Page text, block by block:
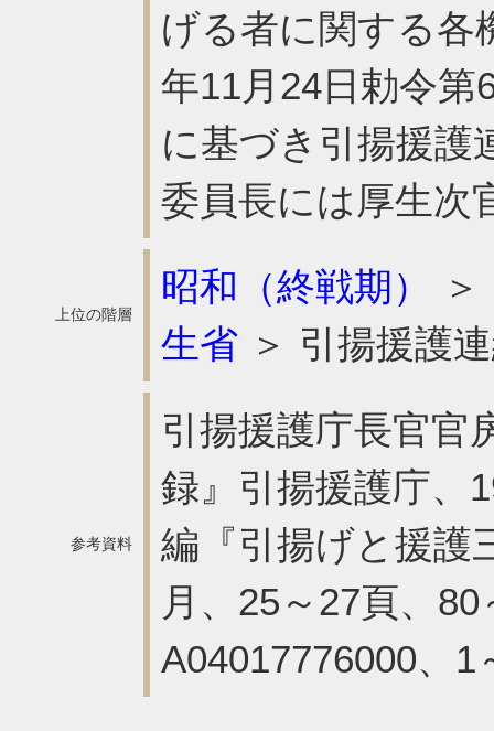
げる者に関する各
年11月24日勅令第
に基づき引揚援護
委員長には厚生次
上位の階層
昭和（終戦期） ＞
生省 ＞ 引揚援護
参考資料
引揚援護庁長官官
録』引揚援護庁、
編『引揚げと援護
月、25～27頁、
A04017776000、1